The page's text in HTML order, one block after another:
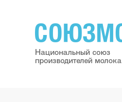
Национальный союз
производителей молока